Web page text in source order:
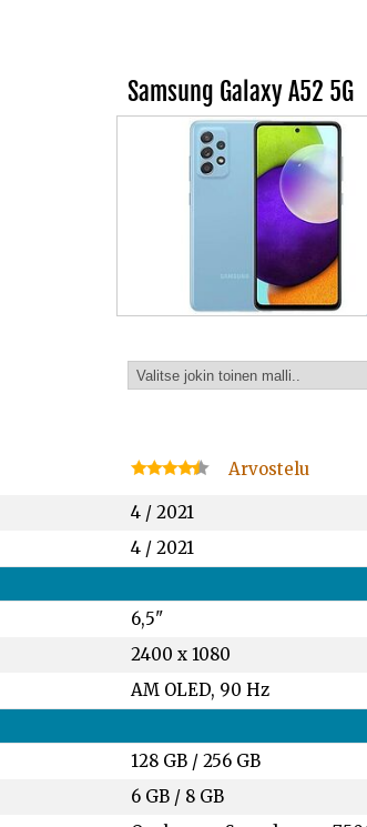
Samsung Galaxy A52 5G
Arvostelu
4 / 2021
4 / 2021
6,5"
2400 x 1080
AM OLED, 90 Hz
128 GB /256 GB
6 GB / 8 GB